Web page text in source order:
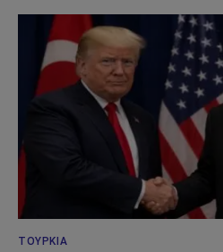
ΤΟΥΡΚΊΑ